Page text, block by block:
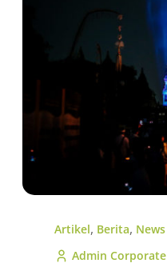
Artikel, Berita, News
Admin Corporate